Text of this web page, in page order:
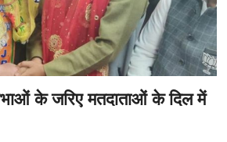
के जरिए मतदाताओं के दिल में